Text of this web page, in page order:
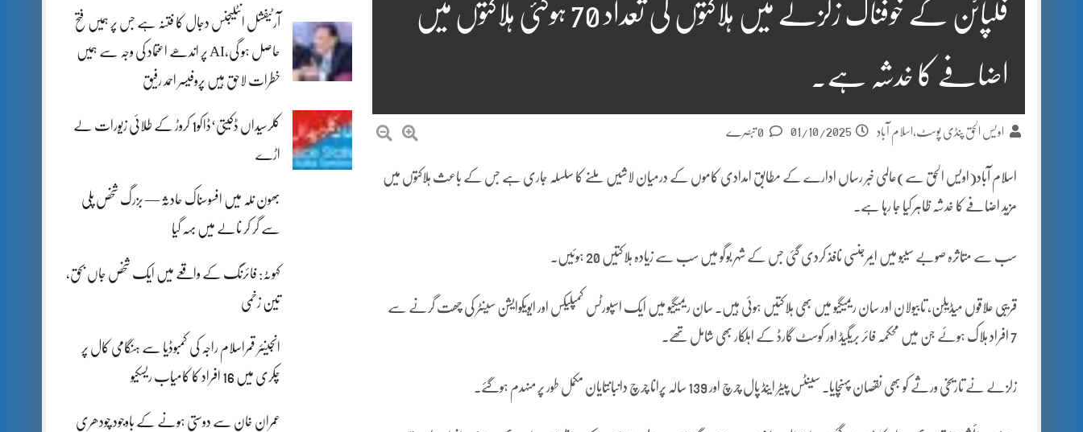
آرٹیفشل انٹلیجنس دجال کا فتنہ ہے جس پر ہمیں فتح
حاصل ہو گی،AI پر اندھے اعتماد کی وجہ سے ہمیں
خطرات لاحق ہیں پروفیسر احمد رفیق
کلرسیداں ڈکیتی‘ڈاکو1 کروڑ کے طلائی زیورات لے
اڑے
بھون نلہ میں افسوسناک حادثہ — بزرگ شخص پلی
سے گر کر نالے میں بہہ گیا
کہوٹہ: فائرنگ کے واقعے میں ایک شخص جاں بحق،
تین زخمی
انجینئر قمراسلام راجہ کی کمبوڈیا سے ہنگامی کال پر
چکری میں 16 افراد کا کامیاب ریسکیو
عمران خان سے دوستی ہونے کے باوجود چودھری
فلپائن کے خوفناک زلزلے میں ہلاکتوں کی تعداد 70 ہوگئی ہلاکتوں میں
اضافے کا خدشہ ہے۔
اویس الحق پنڈی پوسٹ،اسلام آباد 01/10/2025
اسلام آباد(اویس الحق سے)عالمی خبر رساں ادارے کے مطابق امدادی کاموں کے درمیان لاشیں ملنے کا سلسلہ جاری ہے جس کے باعث ہلاکتوں میں
مزید اضافے کا خدشہ ظاہر کیا جا رہا ہے۔
سب سے متاثرہ صوبے سیبو میں ایمرجنسی نافذ کردی گئی جس کے شہر بوگو میں سب سے زیادہ ہلاکتیں 20 ہوئیں۔
قریبی علاقوں میڈیَلِن، تابیولان اور سان ریمیگیو میں بھی ہلاکتیں ہوئی ہیں۔ سان ریمیگیو میں ایک اسپورٹس کمپلیکس اور ایویکوایشن سینٹر کی چھت گرنے سے
7 افراد ہلاک ہوئے جن میں محکمہ فائر بریگیڈ اور کوسٹ گارڈ کے اہلکار بھی شامل تھے۔
زلزلے نے تاریخی ورثے کو بھی نقصان پہنچایا۔ سینٹس پیٹر اینڈ پال چرچ اور 139 سالہ پرانا چرچ دانبانتایان مکمل طور پر منہدم ہوگئے۔